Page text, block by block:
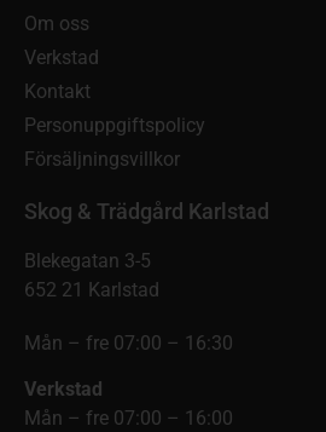
Om oss
Verkstad
Kontakt
Personuppgiftspolicy
Försäljningsvillkor
Skog & Trädgård Karlstad
Blekegatan 3-5
652 21 Karlstad
Mån – fre 07:00 – 16:30
Verkstad
Mån – fre 07:00 – 16:00